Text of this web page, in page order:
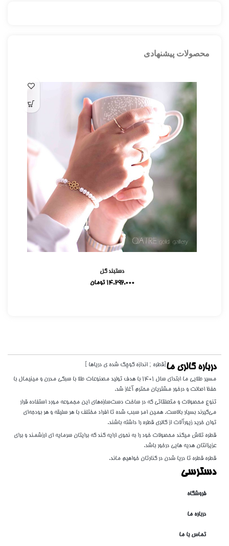
محصولات پیشنهادی
دستبند گل
14,292,000 تومان
درباره گالری ما [قطره ; اندازه کوچک شده ی دریاها ]
مسیر طلایی ما ابتدای سال 1401 با هدف تولید مصنوعات طلا با سبکی مدرن و مینیمال با
حفظ اصالت و درخور مشتریان محترم آغاز شد.
تنوع محصولات و متعلقاتی که در ساخت دست‌سازه‌های این مجموعه مورد استفاده قرار
می‌گیرند بسیار بالاست. همین امر سبب شده تا افراد مختلف با هر سلیقه و هر بودجه‌ای
توان خرید زیورآلات از گالری قطره را داشته باشند.
قطره تلاش میکند محصولات خود را به نحوی ارایه کند که برایتان سرمایه ای ارزشمند و برای
عزیزانتان هدیه هایی درخور باشد.
قطره قطره تا دریا شدن در کنارتان خواهیم ماند.
دسترسی
فروشگاه
درباره ما
تماس با ما